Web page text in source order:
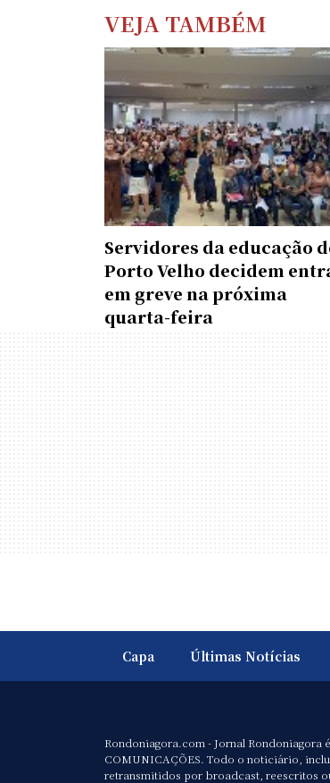
VEJA TAMBÉM
Servidores da educação
Porto Velho decidem
em greve na próxima
quarta-feira
Capa Últimas Notícias
Rondoniagora.com - Jornal Rondoniagora
COMUNICAÇÕES. Todo o noticiário,
retransmitidos por broadcast, reescritos